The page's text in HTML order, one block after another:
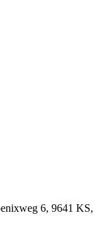
6, 9641 KS,